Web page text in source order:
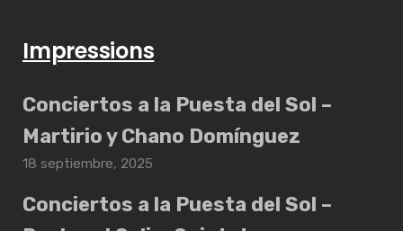
Impressions
Conciertos a la Puesta del Sol –
Martirio y Chano Domínguez
18 septiembre, 2025
Conciertos a la Puesta del Sol –